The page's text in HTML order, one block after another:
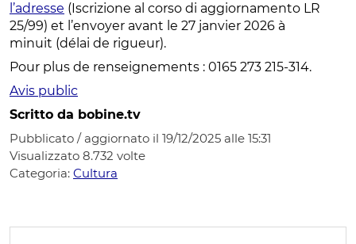
l’adresse (Iscrizione al corso di aggiornamento LR
25/99) et l’envoyer avant le 27 janvier 2026 à
minuit (délai de rigueur).
Pour plus de renseignements : 0165 273 215-314.
Avis public
Scritto da bobine.tv
Pubblicato / aggiornato il 19/12/2025 alle 15:31
Visualizzato 8.732 volte
Categoria: Cultura